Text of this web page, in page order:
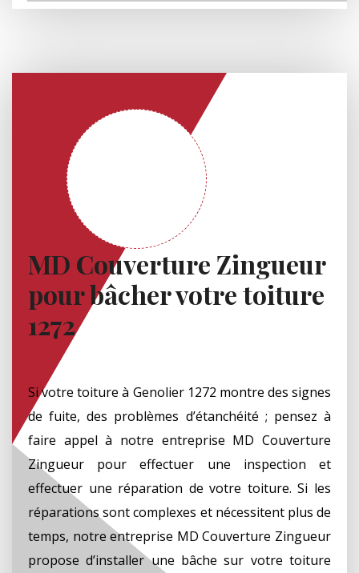
MD Couverture Zingueur
pour bâcher votre toiture
1272
Si votre toiture à Genolier 1272 montre des signes
de fuite, des problèmes d’étanchéité ; pensez à
faire appel à notre entreprise MD Couverture
Zingueur pour effectuer une inspection et
effectuer une réparation de votre toiture. Si les
réparations sont complexes et nécessitent plus de
temps, notre entreprise MD Couverture Zingueur
propose d’installer une bâche sur votre toiture